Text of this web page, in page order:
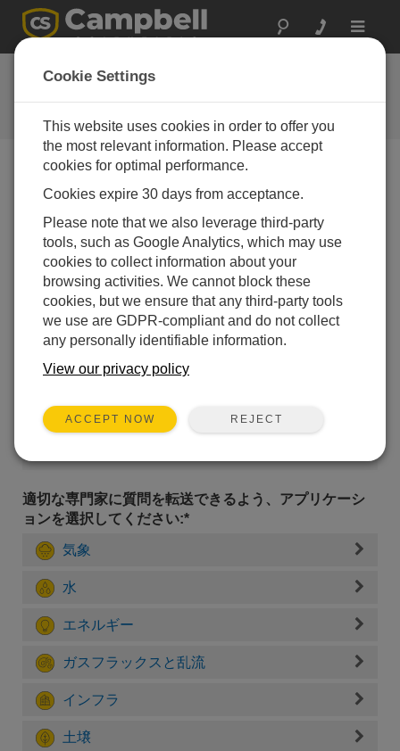
Toggle
お問い合わせ
通常1営業日以内に対応いたしま
す。
家がご連絡いたします。* = 必須項目です。
質問の種類を選択してください:
購入や見積について 技術的な質問
ここに質問を入力してください:*
適切な専門家に質問を転送できるよう、アプリケーシ
ョンを選択してください:*
気象
水
エネルギー
ガスフラックスと乱流
インフラ
土壌
Cookie Settings
This website uses cookies in order to offer you
the most relevant information. Please accept
cookies for optimal performance.
Cookies expire 30 days from acceptance.
Please note that we also leverage third-party
tools, such as Google Analytics, which may use
cookies to collect information about your
browsing activities. We cannot block these
cookies, but we ensure that any third-party tools
we use are GDPR-compliant and do not collect
any personally identifiable information.
View our privacy policy
ACCEPT NOW REJECT